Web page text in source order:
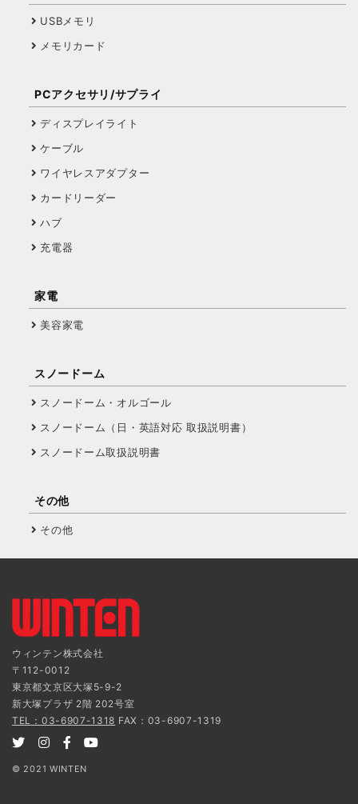
USBメモリ
メモリカード
PCアクセサリ/サプライ
ディスプレイライト
ケーブル
ワイヤレスアダプター
カードリーダー
ハブ
充電器
家電
美容家電
スノードーム
スノードーム・オルゴール
スノードーム（日・英語対応 取扱説明書）
スノードーム取扱説明書
その他
その他
ウィンテン株式会社
〒112-0012
東京都文京区大塚5-9-2
新大塚プラザ 2階 202号室
TEL：03-6907-1318 FAX：03-6907-1319
© 2021 WINTEN